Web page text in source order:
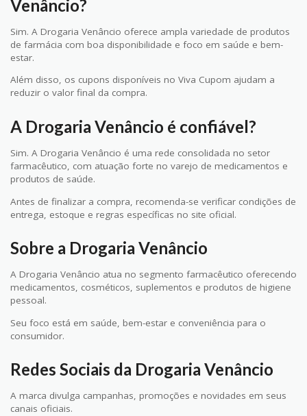
Venâncio?
Sim. A Drogaria Venâncio oferece ampla variedade de produtos
de farmácia com boa disponibilidade e foco em saúde e bem-
estar.
Além disso, os cupons disponíveis no Viva Cupom ajudam a
reduzir o valor final da compra.
A Drogaria Venâncio é confiável?
Sim. A Drogaria Venâncio é uma rede consolidada no setor
farmacêutico, com atuação forte no varejo de medicamentos e
produtos de saúde.
Antes de finalizar a compra, recomenda-se verificar condições de
entrega, estoque e regras específicas no site oficial.
Sobre a Drogaria Venâncio
A Drogaria Venâncio atua no segmento farmacêutico oferecendo
medicamentos, cosméticos, suplementos e produtos de higiene
pessoal.
Seu foco está em saúde, bem-estar e conveniência para o
consumidor.
Redes Sociais da Drogaria Venâncio
A marca divulga campanhas, promoções e novidades em seus
canais oficiais.